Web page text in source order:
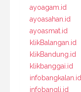
ayoagam.id
ayoasahan.id
ayoasmat.id
klikBalangan.id
klikBandung.id
klikbanggai.id
infobangkalan.id
infobangli.id